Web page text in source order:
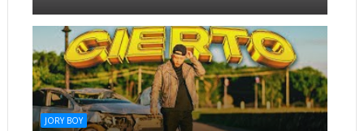
JORY BOY